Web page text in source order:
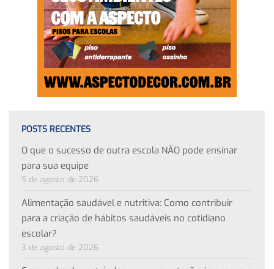
POSTS RECENTES
O que o sucesso de outra escola NÃO pode ensinar
para sua equipe
5 de agosto de 2026
Alimentação saudável e nutritiva: Como contribuir
para a criação de hábitos saudáveis no cotidiano
escolar?
3 de agosto de 2026